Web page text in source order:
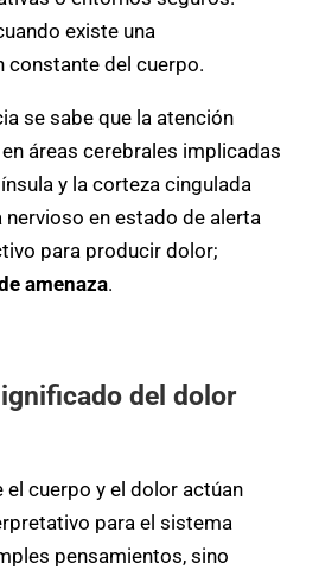
existe una
constante del cuerpo.
se sabe que la atención
áreas cerebrales implicadas
y la corteza cingulada
nervioso en estado de alerta
para producir dolor;
amenaza.
del dolor
el cuerpo y el dolor actúan
para el sistema
pensamientos, sino